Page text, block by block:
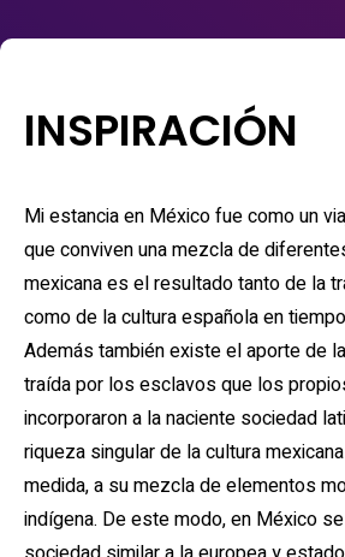
INSPIRACIÓN
Mi estancia en México fue como un viaje en el tiempo en el
que conviven una mezcla de
mexicana es el resultado tanto de la
como de la cultura española en
Además también existe el aporte de
traída por los esclavos que los
incorporaron a la naciente sociedad
riqueza singular de la cultura
medida, a su mezcla de elementos
indígena. De este modo, en México